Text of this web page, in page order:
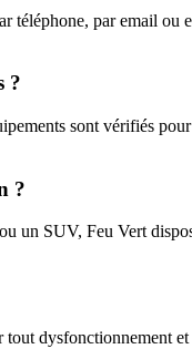
téléphone, par email ou
?
sont vérifiés
?
un SUV, Feu Vert
dysfonctionnement